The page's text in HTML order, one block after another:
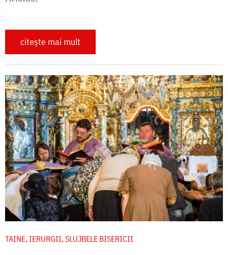
citește mai mult
TAINE, IERURGII, SLUJBELE BISERICII